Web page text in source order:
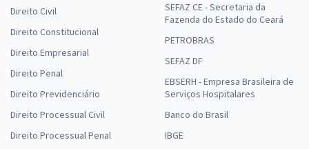
Direito Civil
Direito Constitucional
Direito Empresarial
Direito Penal
Direito Previdenciário
Direito Processual Civil
Direito Processual Penal
SEFAZ CE - Secretaria da
Fazenda do Estado do Ceará
PETROBRAS
SEFAZ DF
EBSERH - Empresa Brasileira de
Serviços Hospitalares
Banco do Brasil
IBGE